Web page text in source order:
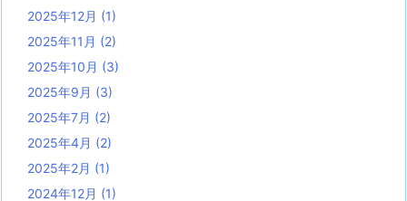
2025年12月 (1)
2025年11月 (2)
2025年10月 (3)
2025年9月 (3)
2025年7月 (2)
2025年4月 (2)
2025年2月 (1)
2024年12月 (1)